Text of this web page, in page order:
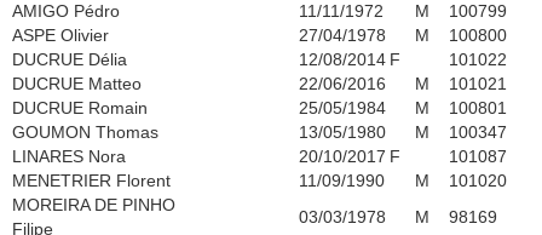
AMIGO Pédro
11/11/1972 M
100799
ASPE Olivier
27/04/1978 M
100800
DUCRUE Délia
12/08/2014 F
101022
DUCRUE Matteo
22/06/2016 M
101021
DUCRUE Romain
25/05/1984 M
100801
GOUMON Thomas
13/05/1980 M
100347
LINARES Nora
20/10/2017 F
101087
MENETRIER Florent
11/09/1990 M
101020
MOREIRA DE PINHO
Filipe
03/03/1978 M
98169